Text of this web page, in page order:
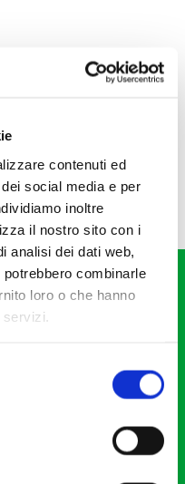
contenuti ed
social media e per
inoltre
il nostro sito con i
analisi dei dati web,
combinarle
loro o che hanno
servizi.